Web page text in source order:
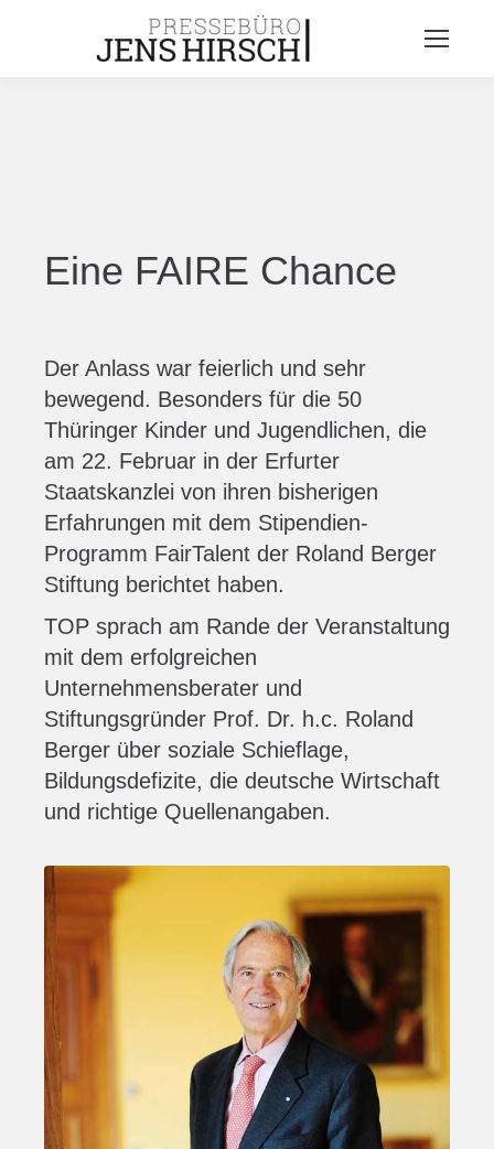
Eine FAIRE Chance
Der Anlass war feierlich und sehr
bewegend. Besonders für die 50
Thüringer Kinder und Jugendlichen, die
am 22. Februar in der Erfurter
Staatskanzlei von ihren bisherigen
Erfahrungen mit dem Stipendien-
Programm FairTalent der Roland Berger
Stiftung berichtet haben.
TOP sprach am Rande der Veranstaltung
mit dem erfolgreichen
Unternehmensberater und
Stiftungsgründer Prof. Dr. h.c. Roland
Berger über soziale Schieflage,
Bildungsdefizite, die deutsche Wirtschaft
und richtige Quellenangaben.